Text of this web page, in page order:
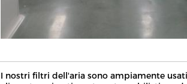
I nostri filtri dell'aria sono ampiamente